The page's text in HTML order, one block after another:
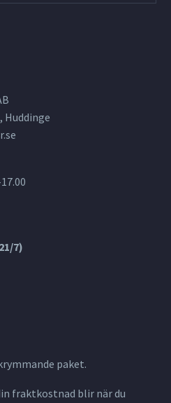
Huddinge
7)
paket.
fraktkostnad blir när du